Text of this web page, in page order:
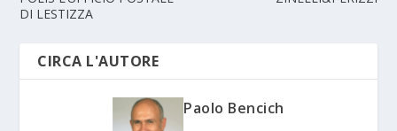
DI LESTIZZA
CIRCA L'AUTORE
Paolo Bencich